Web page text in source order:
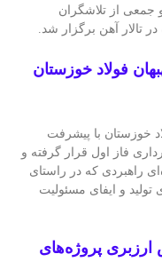
از تلاشگران
فولاد خوزستان
خوزستان با پیشرفت
فاز اول قرار گرفته و
راهبردی که در راستای
تولید و ایفای مسئولیت
ارزبری پروژه‌های